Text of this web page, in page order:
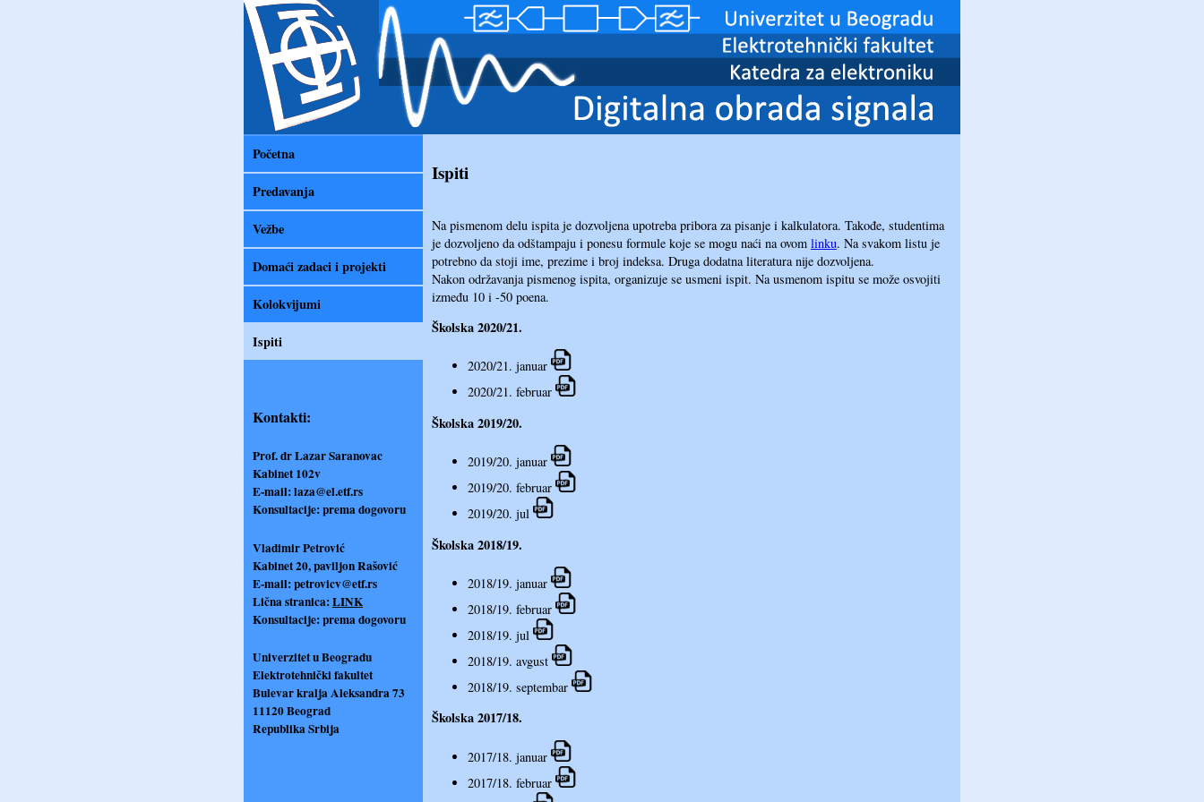
Početna
Predavanja
Vežbe
Domaći zadaci i projekti
Kolokvijumi
Ispiti
Kontakti:
Prof. dr Lazar Saranovac
Kabinet 102v
E-mail:laza@el.etf.rs
Konsultacije: prema dogovoru
Vladimir Petrović
Kabinet 20, paviljon Rašović
E-mail:petrovicv@etf.rs
Lična stranica:LINK
Konsultacije: prema dogovoru
Univerzitet u Beogradu
Elektrotehnički fakultet
Bulevar kralja Aleksandra 73
11120 Beograd
Republika Srbija
Ispiti
Na pismenom delu ispita je dozvoljena upotreba pribora za pisanje i kalkulatora. Takođe, studentima
je dozvoljeno da odštampaju i ponesu formule koje se mogu naći na ovom linku. Na svakom listu je
potrebno da stoji ime, prezime i broj indeksa. Druga dodatna literatura nije dozvoljena.
Nakon održavanja pismenog ispita, organizuje se usmeni ispit. Na usmenom ispitu se može osvojiti
između 10 i -50 poena.
Školska 2020/21.
2020/21. januar
2020/21. februar
Školska 2019/20.
2019/20. januar
2019/20. februar
2019/20. jul
Školska 2018/19.
2018/19. januar
2018/19. februar
2018/19. jul
2018/19. avgust
2018/19. septembar
Školska 2017/18.
2017/18. januar
2017/18. februar